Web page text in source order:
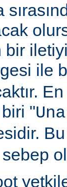
bir
ile
En
"